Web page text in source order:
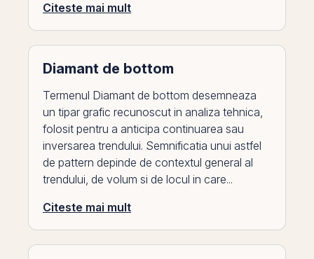
Citeste mai mult
Diamant de bottom
Termenul Diamant de bottom desemneaza
un tipar grafic recunoscut in analiza tehnica,
folosit pentru a anticipa continuarea sau
inversarea trendului. Semnificatia unui astfel
de pattern depinde de contextul general al
trendului, de volum si de locul in care...
Citeste mai mult